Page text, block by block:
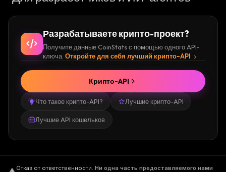
Разрабатываете крипто-проект?
Получите данные CoinStats с помощью одного API-
ключа. Откройте для себя лучший крипто-API
Что такое крипто-API? Лучшие крипто-API
Лучшие API кошельков
Крипто-API
Отказ от ответственности. Ни одна часть предоставляемого нами